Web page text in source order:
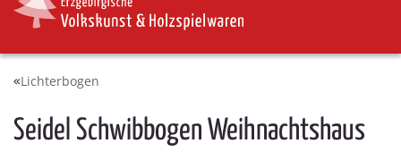
Lichterbogen
Seidel Schwibbogen Weihnachtshaus